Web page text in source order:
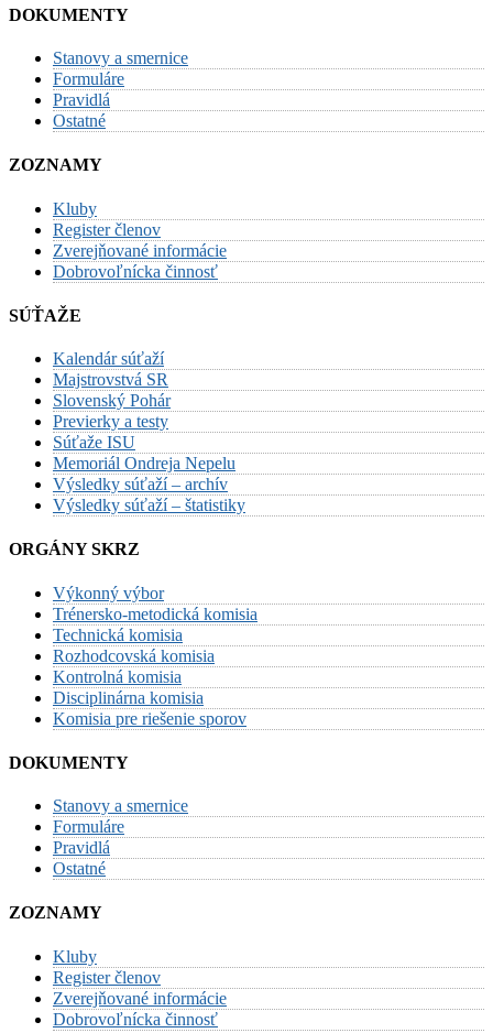
DOKUMENTY
Stanovy a smernice
Formuláre
Pravidlá
Ostatné
ZOZNAMY
Kluby
Register členov
Zverejňované informácie
Dobrovoľnícka činnosť
SÚŤAŽE
Kalendár súťaží
Majstrovstvá SR
Slovenský Pohár
Previerky a testy
Súťaže ISU
Memoriál Ondreja Nepelu
Výsledky súťaží – archív
Výsledky súťaží – štatistiky
ORGÁNY SKRZ
Výkonný výbor
Trénersko-metodická komisia
Technická komisia
Rozhodcovská komisia
Kontrolná komisia
Disciplinárna komisia
Komisia pre riešenie sporov
DOKUMENTY
Stanovy a smernice
Formuláre
Pravidlá
Ostatné
ZOZNAMY
Kluby
Register členov
Zverejňované informácie
Dobrovoľnícka činnosť